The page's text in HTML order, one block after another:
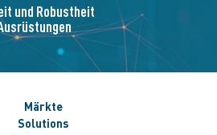
und Robustheit
Märkte
Solutions